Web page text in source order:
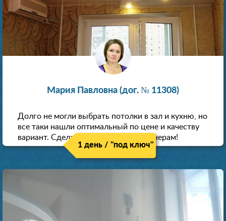
Мария Павловна (дог. № 11308)
Долго не могли выбрать потолки в зал и кухню, но
все таки нашли оптимальный по цене и качеству
вариант. Сделали скидку как пенсионерам!
1 день / "под ключ"